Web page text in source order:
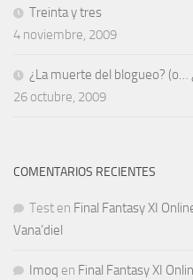
Treinta y tres
4 noviembre, 2009
¿La muerte del blogueo? (o…
26 octubre, 2009
COMENTARIOS RECIENTES
Test en Final Fantasy XI
Vana’diel
Imoq en Final Fantasy XI